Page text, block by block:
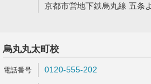
京都市営地下鉄烏丸線 五条
烏丸丸太町校
0120-555-202